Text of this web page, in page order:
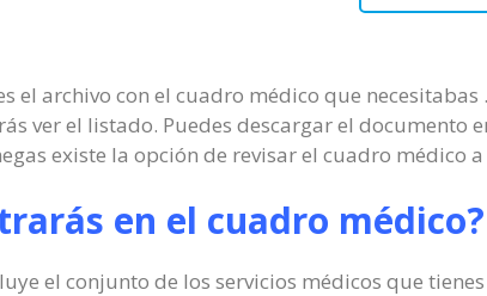
el archivo con el cuadro médico que
ver el listado. Puedes descargar el
existe la opción de revisar el cuadro
en el cuadro médico?
el conjunto de los servicios médicos que